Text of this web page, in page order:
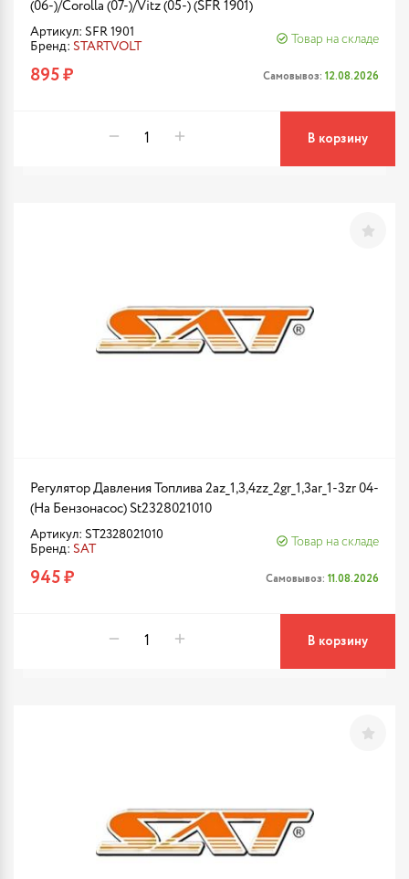
(06-)/Corolla (07-)/Vitz (05-) (SFR 1901)
Артикул: SFR 1901
Бренд: STARTVOLT
Товар на складе
895 ₽ Самовывоз: 12.08.2026
В корзину
Регулятор Давления Топлива 2az_1,3,4zz_2gr_1,3ar_1-3zr 04-
(На Бензонасос) St2328021010
Артикул: ST2328021010
Бренд: SAT
Товар на складе
945 ₽ Самовывоз: 11.08.2026
В корзину